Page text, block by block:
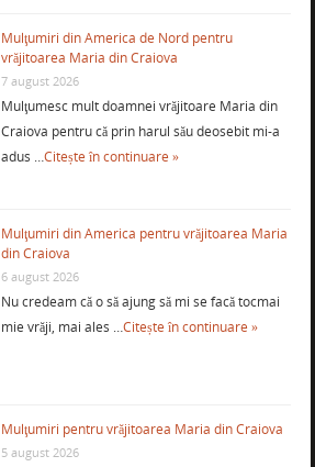
Mulţumiri din America de Nord pentru
vrăjitoarea Maria din Craiova
7 august 2026
Mulţumesc mult doamnei vrăjitoare Maria din
Craiova pentru că prin harul său deosebit mi-a
adus …Citește în continuare »
Mulţumiri din America pentru vrăjitoarea Maria
din Craiova
6 august 2026
Nu credeam că o să ajung să mi se facă tocmai
mie vrăji, mai ales …Citește în continuare »
Mulţumiri pentru vrăjitoarea Maria din Craiova
5 august 2026